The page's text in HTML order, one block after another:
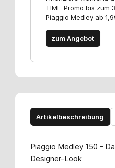
TIME-Promo bis zum
Piaggio Medley ab
zum Angebot
Artikelbeschreibung
Piaggio Medley 150 -
Designer-Look